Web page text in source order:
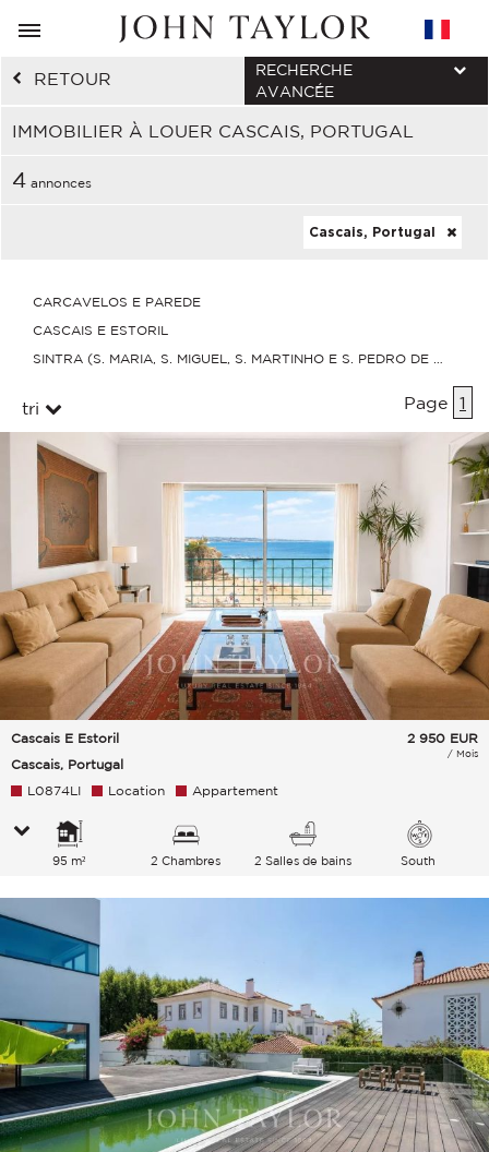
RETOUR
IMMOBILIER À LOUER CASCAIS, PORTUGAL
RECHERCHE
AVANCÉE
4 annonces
Cascais, Portugal
CARCAVELOS E PAREDE
CASCAIS E ESTORIL
SINTRA (S. MARIA, S. MIGUEL, S. MARTINHO E S. PEDRO DE
tri Page 1
Cascais E Estoril
Cascais, Portugal
2 950 EUR
/ Mois
L0874LI Location Appartement
95 m² 2 Chambres 2 Salles de bains South